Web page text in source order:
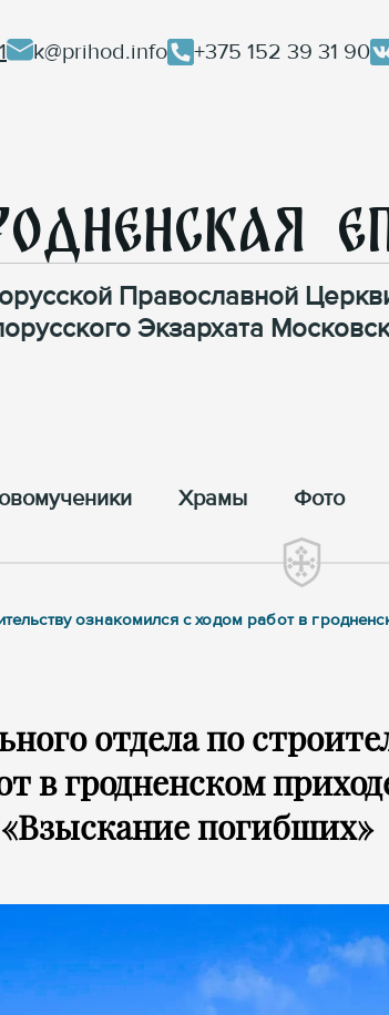
k@prihod.info +375 152 39 31 90
Православной
Экзархата
Храмы Фото
ознакомился с ходом работ в
отдела по
в гродненском
погибших»